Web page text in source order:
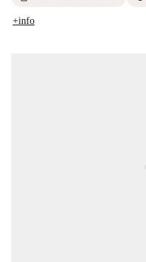
+info